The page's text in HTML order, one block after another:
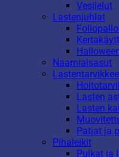
Vesilelut
Lastenjuhlat
Naamiaisasut
Lasten
Lasten
Patjat ja
Pihaleikit
Pulkat ja